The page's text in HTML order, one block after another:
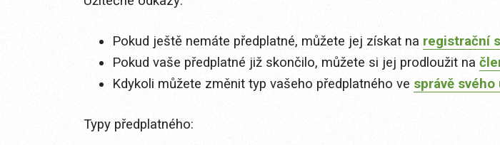
Pokud ještě nemáte předplatné, můžete jej získat na registrační
Pokud vaše předplatné již skončilo, můžete si jej prodloužit na
Kdykoli můžete změnit typ vašeho předplatného ve správě svého
Typy předplatného: